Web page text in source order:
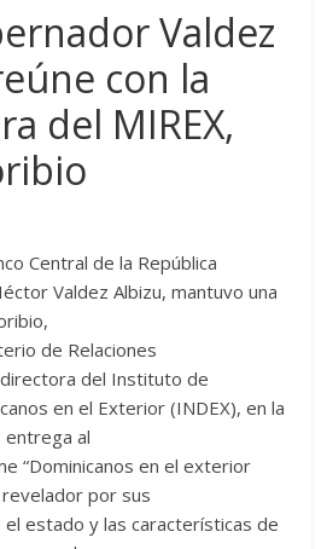
Valdez
con la
del MIREX,
Central de la República
Valdez Albizu, mantuvo una
de Relaciones
del Instituto de
en el Exterior (INDEX), en la
entrega al
“Dominicanos en el exterior
por sus
estado y las características de